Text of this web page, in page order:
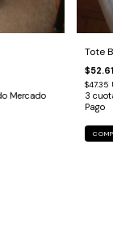
Tote
$47.35